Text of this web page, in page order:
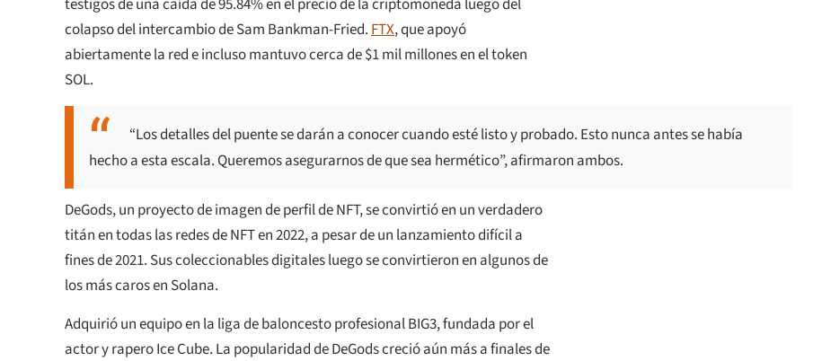
colapso del intercambio de Sam Bankman-Fried. FTX, que apoyó
abiertamente la red e incluso mantuvo cerca de $1 mil millones en el token
SOL.
“Los detalles del puente se darán a conocer cuando esté listo y probado. Esto nunca antes se había
hecho a esta escala. Queremos asegurarnos de que sea hermético”, afirmaron ambos.
DeGods, un proyecto de imagen de perfil de NFT, se convirtió en un verdadero
titán en todas las redes de NFT en 2022, a pesar de un lanzamiento difícil a
fines de 2021. Sus coleccionables digitales luego se convirtieron en algunos de
los más caros en Solana.
Adquirió un equipo en la liga de baloncesto profesional BIG3, fundada por el
actor y rapero Ice Cube. La popularidad de DeGods creció aún más a finales de